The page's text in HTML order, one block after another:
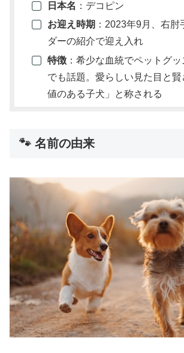
日本名 ：デコピン
お迎え時期 ：2023年9月、右
ダーの紹介で迎え入れ
特徴：希少な血統でペットグ
でも話題。愛らしい見た目と
値のある子犬」と称される
🐾 名前の由来